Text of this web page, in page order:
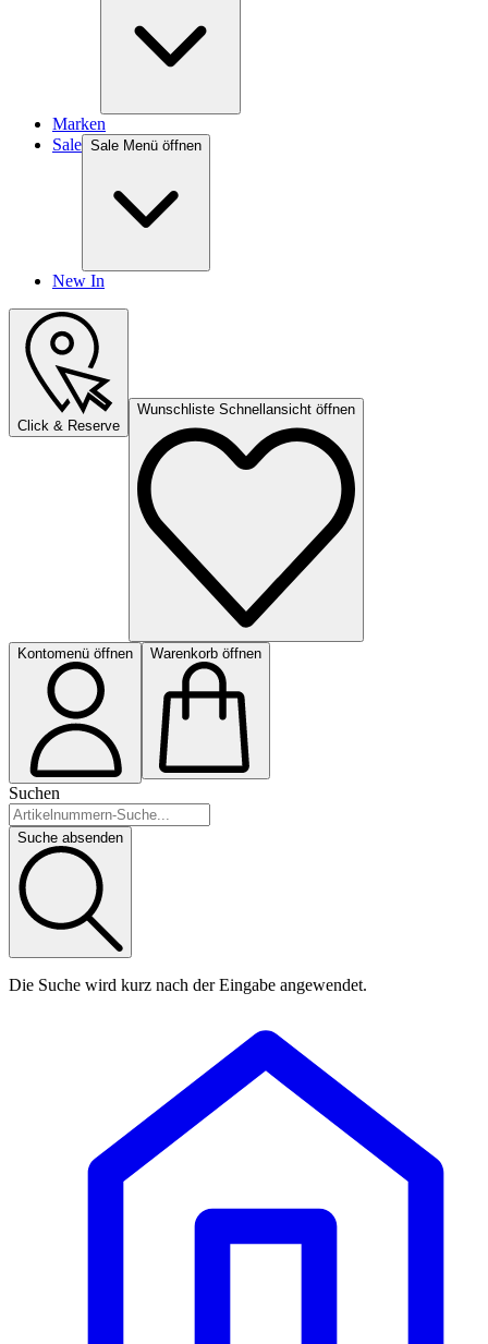
Marken
Sale Sale Menü öffnen
New In
Click & Reserve
Wunschliste Schnellansicht öffnen
Kontomenü öffnen Warenkorb öffnen
Suchen
Suche absenden
Die Suche wird kurz nach der Eingabe angewendet.